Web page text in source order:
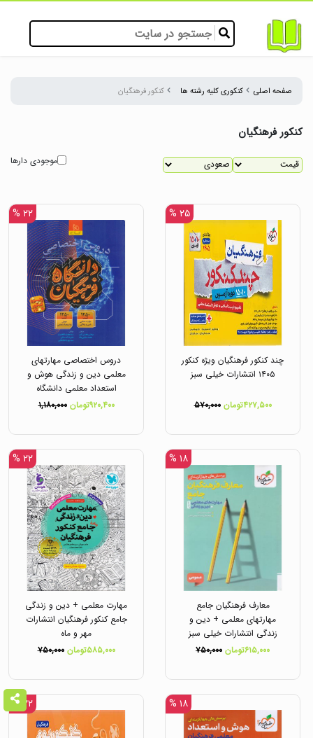
صفحه اصلی کنکوری کلیه رشته ها کنکور فرهنگیان
کنکور فرهنگیان
موجودی دارها
۲۵ %
چند کنکور فرهنگیان ویژه کنکور
۱۴۰۵ انتشارات خیلی سبز
۴۲۷,۵۰۰تومان ۵۷۰,۰۰۰
۲۲ %
دروس اختصاصی مهارتهای
معلمی دین و زندگی هوش و
استعداد معلمی دانشگاه
فرهنگیان ویژه کنکور
۹۲۰,۴۰۰تومان ۱,۱۸۰,۰۰۰
۱۸ %
معارف فرهنگیان جامع
مهارتهای معلمی + دین و
زندگی انتشارات خیلی سبز
۶۱۵,۰۰۰تومان
۷۵۰,۰۰۰
۲۲ %
مهارت معلمی + دین و زندگی
جامع کنکور فرهنگیان انتشارات
مهر و ماه
۵۸۵,۰۰۰تومان
۷۵۰,۰۰۰
۱۸ % ۲۲ %